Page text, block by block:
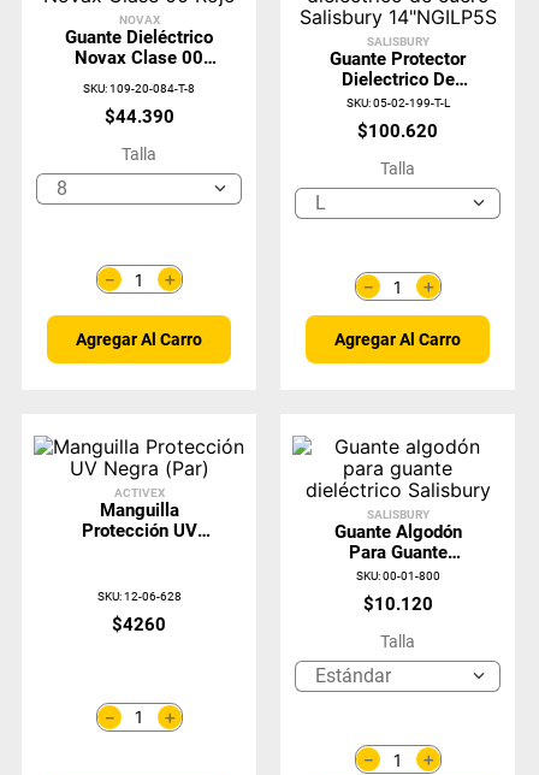
NOVAX
Guante Dieléctrico
Novax Clase 00
SKU:109-20-084-T-8
$44.390
Talla
8
＋
－
Agregar Al Carro
SALISBURY
Guante Protector
Dielectrico De
Cuero Salisbury
14"NGILP5S
SKU:05-02-199-T-L
$100.620
Talla
L
＋
－
Agregar Al Carro
ACTIVEX
Manguilla
Protección UV
SKU:12-06-628
$4260
＋
－
SALISBURY
Guante Algodón
Para Guante
Dieléctrico
Salisbury
SKU:00-01-800
$10.120
Talla
Estándar
＋
－